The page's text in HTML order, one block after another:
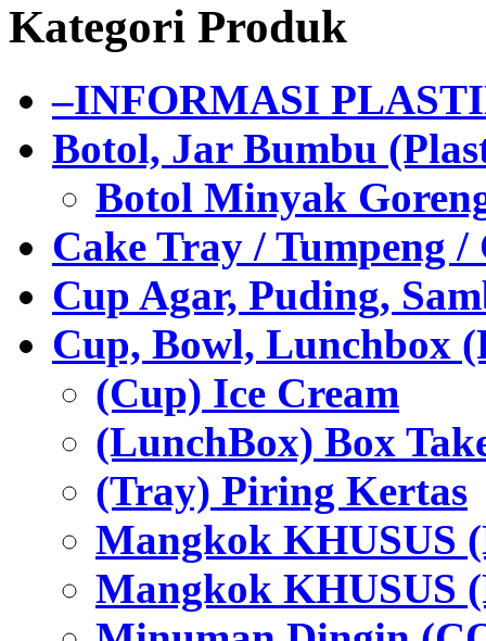
Kategori Produk
–INFORMASI
Botol, Jar Bumbu
Botol Minyak
Cake Tray / Tumpeng /
Cup Agar, Puding,
Cup, Bowl, Lunchbox
(Cup) Ice Cream
(LunchBox) Box
(Tray) Piring Kertas
Mangkok KHUSUS
Mangkok KHUSUS